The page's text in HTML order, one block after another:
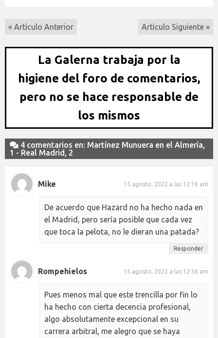
« Artículo Anterior Artículo Siguiente »
La Galerna trabaja por la
higiene del foro de comentarios,
pero no se hace responsable de
los mismos
4 comentarios en: Martínez Munuera en el Almería,
1 - Real Madrid, 2
Mike 15 agosto, 2022 a las 12:16 am
De acuerdo que Hazard no ha hecho nada en
el Madrid, pero sería posible que cada vez
que toca la pelota, no le dieran una patada?
Responder
Rompehielos 15 agosto, 2022 a las 12:56 am
Pues menos mal que este trencilla por fin lo
ha hecho con cierta decencia profesional,
algo absolutamente excepcional en su
carrera arbitral, me alegro que se haya